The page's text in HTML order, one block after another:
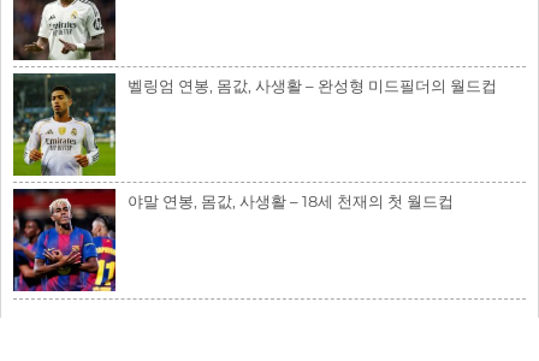
벨링엄 연봉, 몸값, 사생활 – 완성형 미드필더의 월드컵
야말 연봉, 몸값, 사생활 – 18세 천재의 첫 월드컵